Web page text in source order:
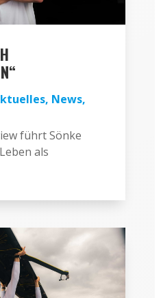
, News,
führt Sönke
als